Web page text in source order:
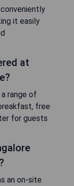
it easily
at
range of
free
for guests
an on-site